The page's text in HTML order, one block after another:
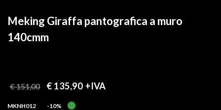
Meking Giraffa pantografica a muro
140cmm
€ 151,00 € 135,90 +IVA
MKNH012 -10%